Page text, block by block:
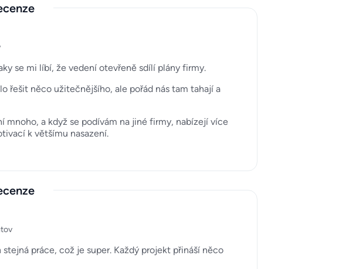
se mi líbí, že vedení otevřeně sdílí plány firmy.
řešit něco užitečnějšího, ale pořád nás tam tahají a
a když se podívám na jiné firmy, nabízejí více
k většímu nasazení.
práce, což je super. Každý projekt přináší něco